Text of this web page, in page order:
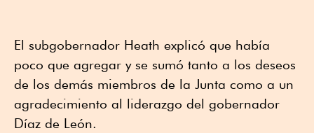
El subgobernador Heath explicó que había
poco que agregar y se sumó tanto a los deseos
de los demás miembros de la Junta como a un
agradecimiento al liderazgo del gobernador
Díaz de León.